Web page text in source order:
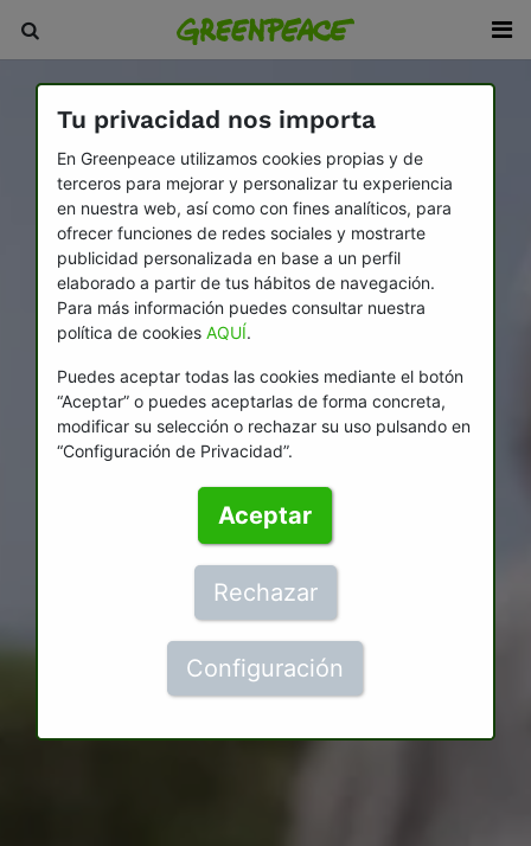
Tu privacidad nos importa
En Greenpeace utilizamos cookies propias y de
terceros para mejorar y personalizar tu experiencia
en nuestra web, así como con fines analíticos, para
ofrecer funciones de redes sociales y mostrarte
publicidad personalizada en base a un perfil
elaborado a partir de tus hábitos de navegación.
Para más información puedes consultar nuestra
política de cookies AQUÍ.
Puedes aceptar todas las cookies mediante el botón
“Aceptar” o puedes aceptarlas de forma concreta,
modificar su selección o rechazar su uso pulsando en
“Configuración de Privacidad”.
Aceptar
Rechazar
Configuración